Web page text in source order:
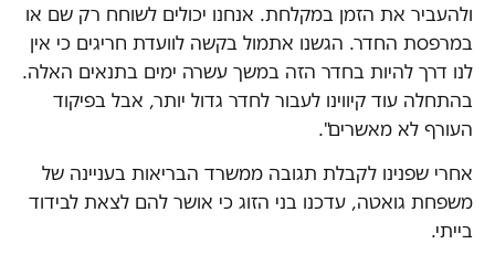
ולהעביר את הזמן במקלחת. אנחנו יכולים לשוחח רק שם או
במרפסת החדר. הגשנו אתמול בקשה לוועדת חריגים כי אין
לנו דרך להיות בחדר הזה במשך עשרה ימים בתנאים האלה.
בהתחלה עוד קיווינו לעבור לחדר גדול יותר, אבל בפיקוד
העורף לא מאשרים".
אחרי שפנינו לקבלת תגובה ממשרד הבריאות בעניינה של
משפחת גואטה, עדכנו בני הזוג כי אושר להם לצאת לבידוד
בייתי.